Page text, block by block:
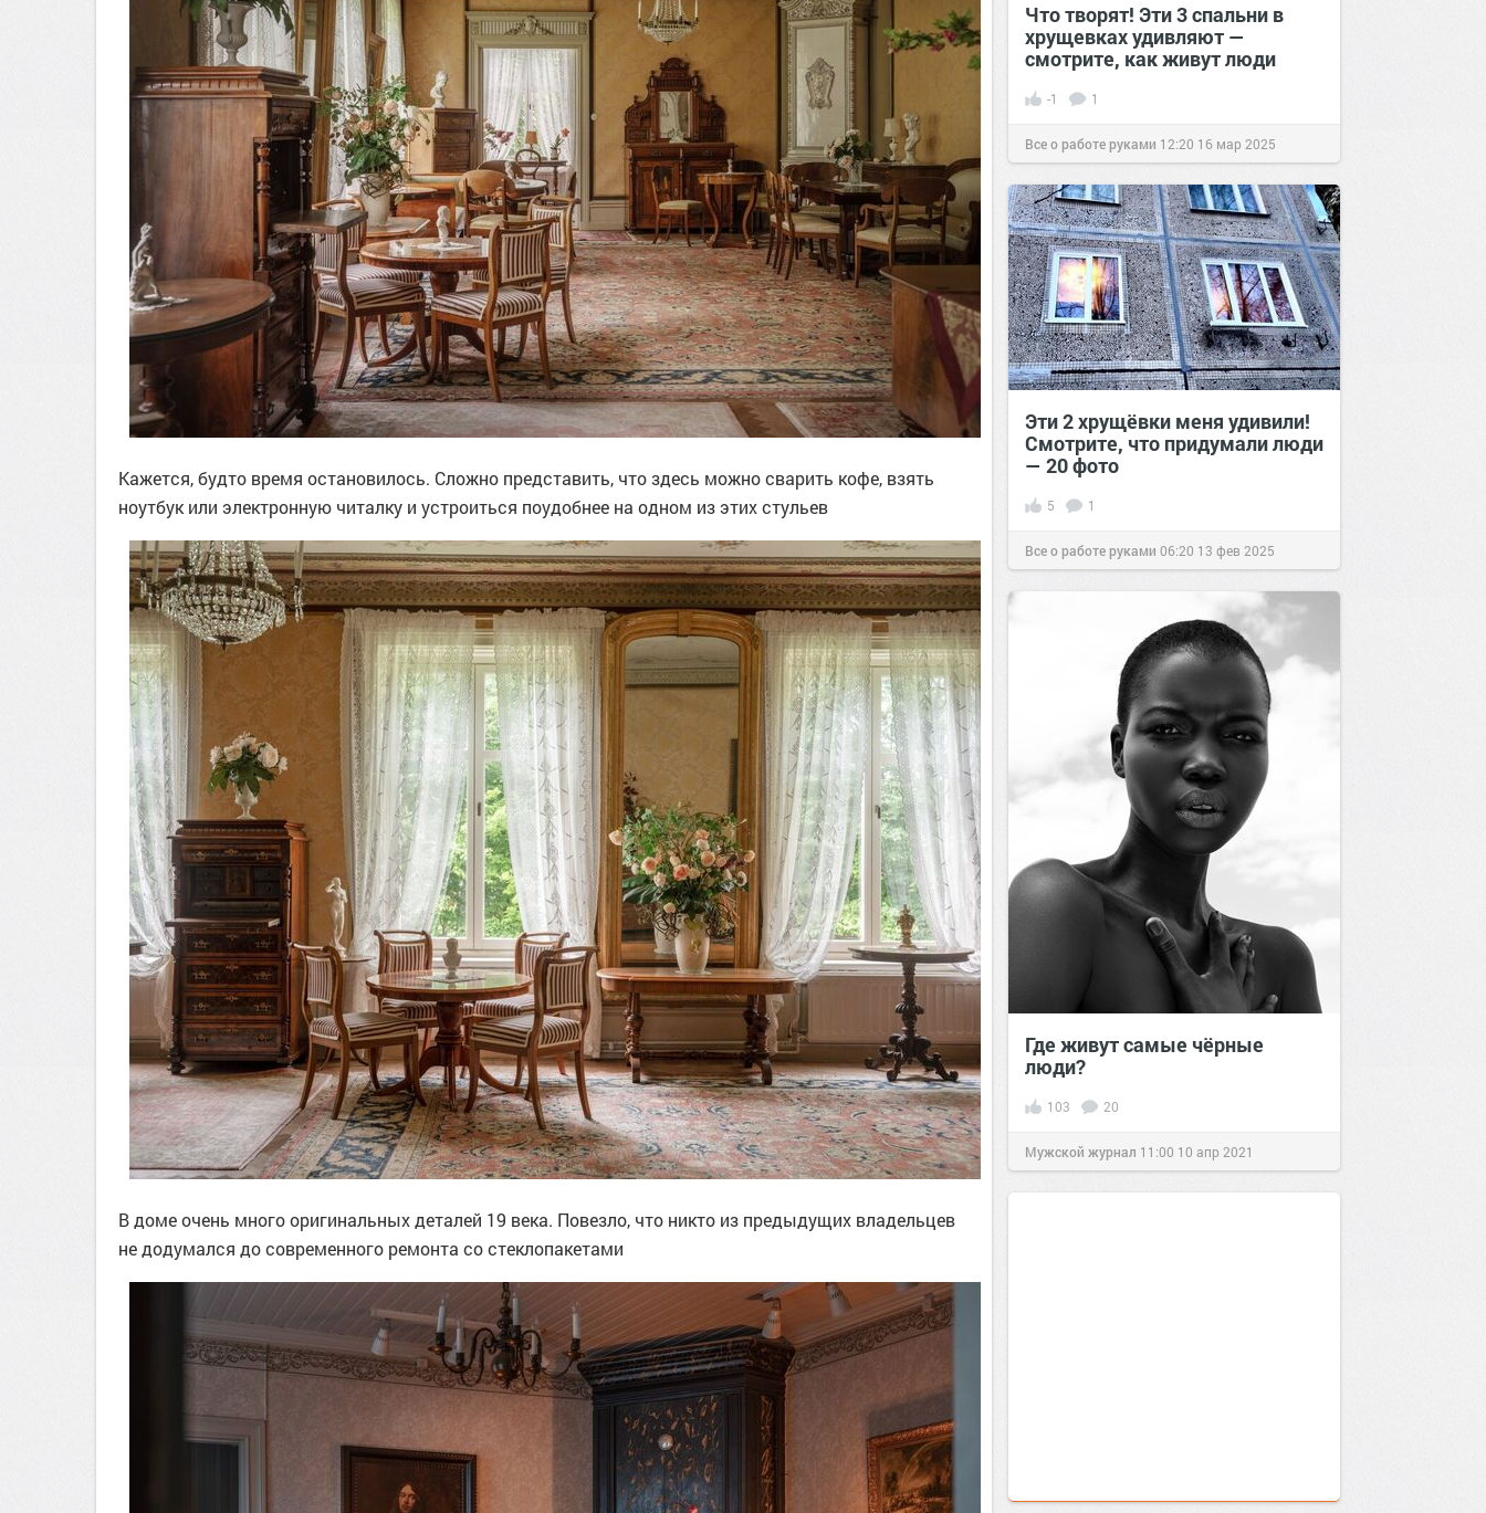
Кажется, будто время остановилось. Сложно представить, что здесь можно сварить кофе, взять
ноутбук или электронную читалку и устроиться поудобнее на одном из этих стульев
В доме очень много оригинальных деталей 19 века. Повезло, что никто из предыдущих владельцев
не додумался до современного ремонта со стеклопакетами
Что творят! Эти 3 спальни в
хрущевках удивляют —
смотрите, как живут люди
-1 1
Все о работе руками 12:20 16 мар 2025
Эти 2 хрущёвки меня удивили!
Смотрите, что придумали люди
— 20 фото
5 1
Все о работе руками 06:20 13 фев 2025
Где живут самые чёрные
люди?
103 20
Мужской журнал 11:00 10 апр 2021